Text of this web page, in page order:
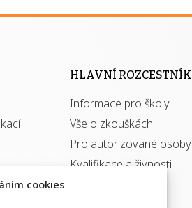
cookies
Víte, že jako škola
kvalifikací jisté
získávání
autorizací?
HLAVNÍ ROZCESTNÍK
Informace pro školy
Vše o zkouškách
Pro autorizované osoby
Kvalifikace a živnosti